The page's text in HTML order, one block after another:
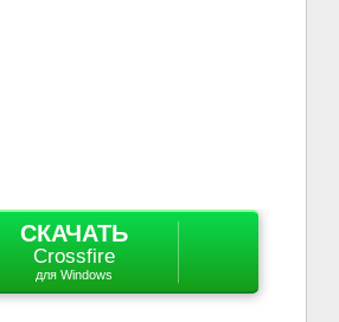
СКАЧАТЬ
Crossfire
для Windows